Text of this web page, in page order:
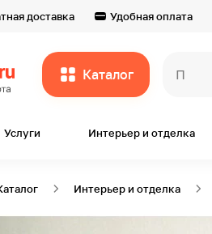
доставка Удобная оплата
Каталог
Услуги Интерьер и отделка
Интерьер и отделка